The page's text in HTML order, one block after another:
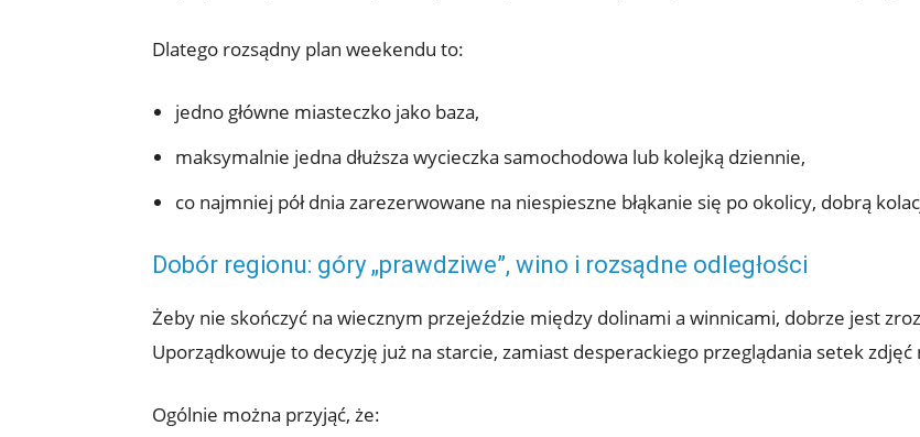
Dlatego rozsądny plan weekendu to:
jedno główne miasteczko jako baza,
maksymalnie jedna dłuższa wycieczka samochodowa lub kolejką dziennie,
co najmniej pół dnia zarezerwowane na niespieszne błąkanie się po okolicy, dobrą
Dobór regionu: góry „prawdziwe”, wino i rozsądne odległości
Żeby nie skończyć na wiecznym przejeździe między dolinami a winnicami, dobrze jest
Uporządkowuje to decyzję już na starcie, zamiast desperackiego przeglądania setek
Ogólnie można przyjąć, że: